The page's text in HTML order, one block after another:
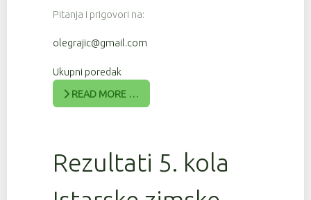
Pitanja i prigovori na:
olegrajic@gmail.com
Ukupni poredak
READ MORE …
Rezultati 5. kola